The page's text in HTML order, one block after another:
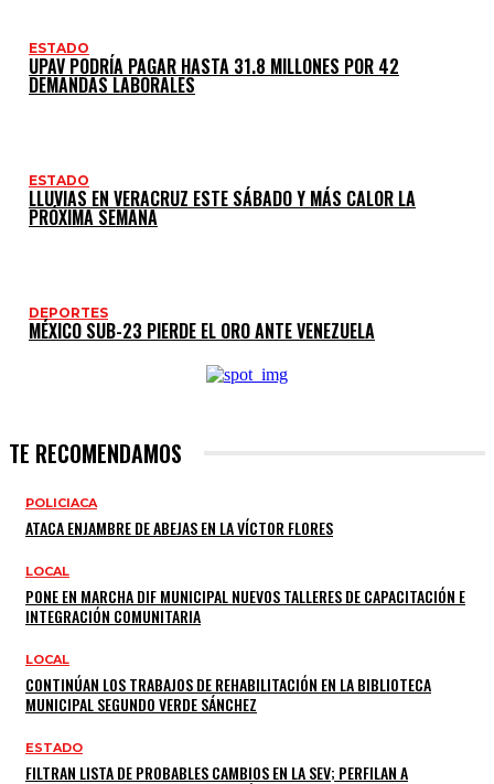
ESTADO
UPAV PODRÍA PAGAR HASTA 31.8 MILLONES POR 42
DEMANDAS LABORALES
ESTADO
LLUVIAS EN VERACRUZ ESTE SÁBADO Y MÁS CALOR LA
PRÓXIMA SEMANA
DEPORTES
MÉXICO SUB-23 PIERDE EL ORO ANTE VENEZUELA
TE RECOMENDAMOS
POLICIACA
ATACA ENJAMBRE DE ABEJAS EN LA VÍCTOR FLORES
LOCAL
PONE EN MARCHA DIF MUNICIPAL NUEVOS TALLERES DE CAPACITACIÓN E
INTEGRACIÓN COMUNITARIA
LOCAL
CONTINÚAN LOS TRABAJOS DE REHABILITACIÓN EN LA BIBLIOTECA
MUNICIPAL SEGUNDO VERDE SÁNCHEZ
ESTADO
FILTRAN LISTA DE PROBABLES CAMBIOS EN LA SEV; PERFILAN A